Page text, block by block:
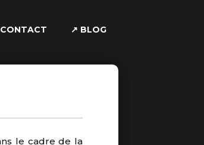
CONTACT ↗ BLOG
le cadre de la